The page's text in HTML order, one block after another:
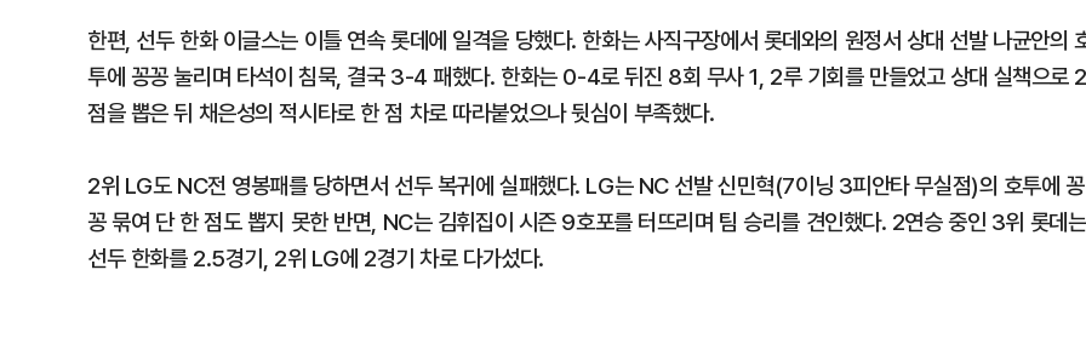
한편, 선두 한화 이글스는 이틀 연속 롯데에 일격을 당했다. 한화는 사직구장에서 롯데와의 원정서 상대 선발 나균안의
투에 꽁꽁 눌리며 타석이 침묵, 결국 3-4 패했다. 한화는 0-4로 뒤진 8회 무사 1, 2루 기회를 만들었고 상대 실책으로
점을 뽑은 뒤 채은성의 적시타로 한 점 차로 따라붙었으나 뒷심이 부족했다.
2위 LG도 NC전 영봉패를 당하면서 선두 복귀에 실패했다. LG는 NC 선발 신민혁(7이닝 3피안타 무실점)의 호투에 꽁
꽁 묶여 단 한 점도 뽑지 못한 반면, NC는 김휘집이 시즌 9호포를 터뜨리며 팀 승리를 견인했다. 2연승 중인 3위 롯데는
선두 한화를 2.5경기, 2위 LG에 2경기 차로 다가섰다.